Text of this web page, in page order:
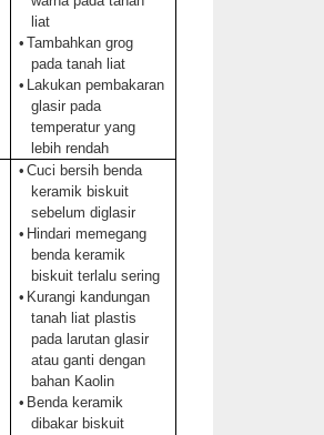
liat
• Tambahkan grog
pada tanah liat
• Lakukan pembakaran
glasir pada
temperatur yang
lebih rendah
• Cuci bersih benda
keramik biskuit
sebelum diglasir
• Hindari memegang
benda keramik
biskuit terlalu sering
• Kurangi kandungan
tanah liat plastis
pada larutan glasir
atau ganti dengan
bahan Kaolin
• Benda keramik
dibakar biskuit